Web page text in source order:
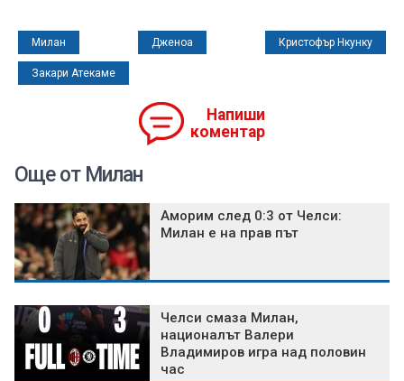
Милан Дженоа Кристофър Нкунку
Закари Атекаме
Напиши
коментар
Още от Милан
Аморим след 0:3 от Челси:
Милан е на прав път
Челси смаза Милан,
националът Валери
Владимиров игра над половин
час